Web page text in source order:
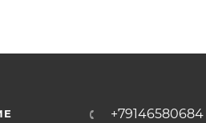
+79146580684